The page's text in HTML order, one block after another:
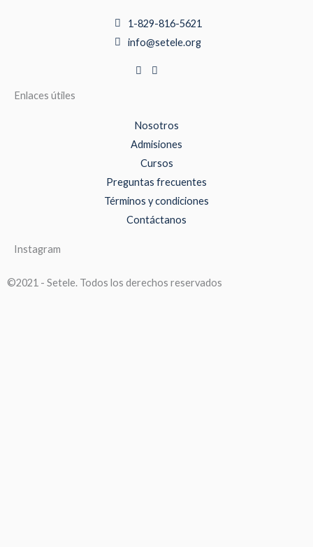
1-829-816-5621
info@setele.org
Enlaces útiles
Nosotros
Admisiones
Cursos
Preguntas frecuentes
Términos y condiciones
Contáctanos
Instagram
©2021 - Setele. Todos los derechos reservados